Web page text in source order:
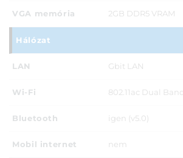
VGA memória 2GB DDR5 VRAM
Hálózat
LAN Gbit LAN
Wi-Fi 802.11ac Dual Band
Bluetooth igen (v5.0)
Mobil internet nem